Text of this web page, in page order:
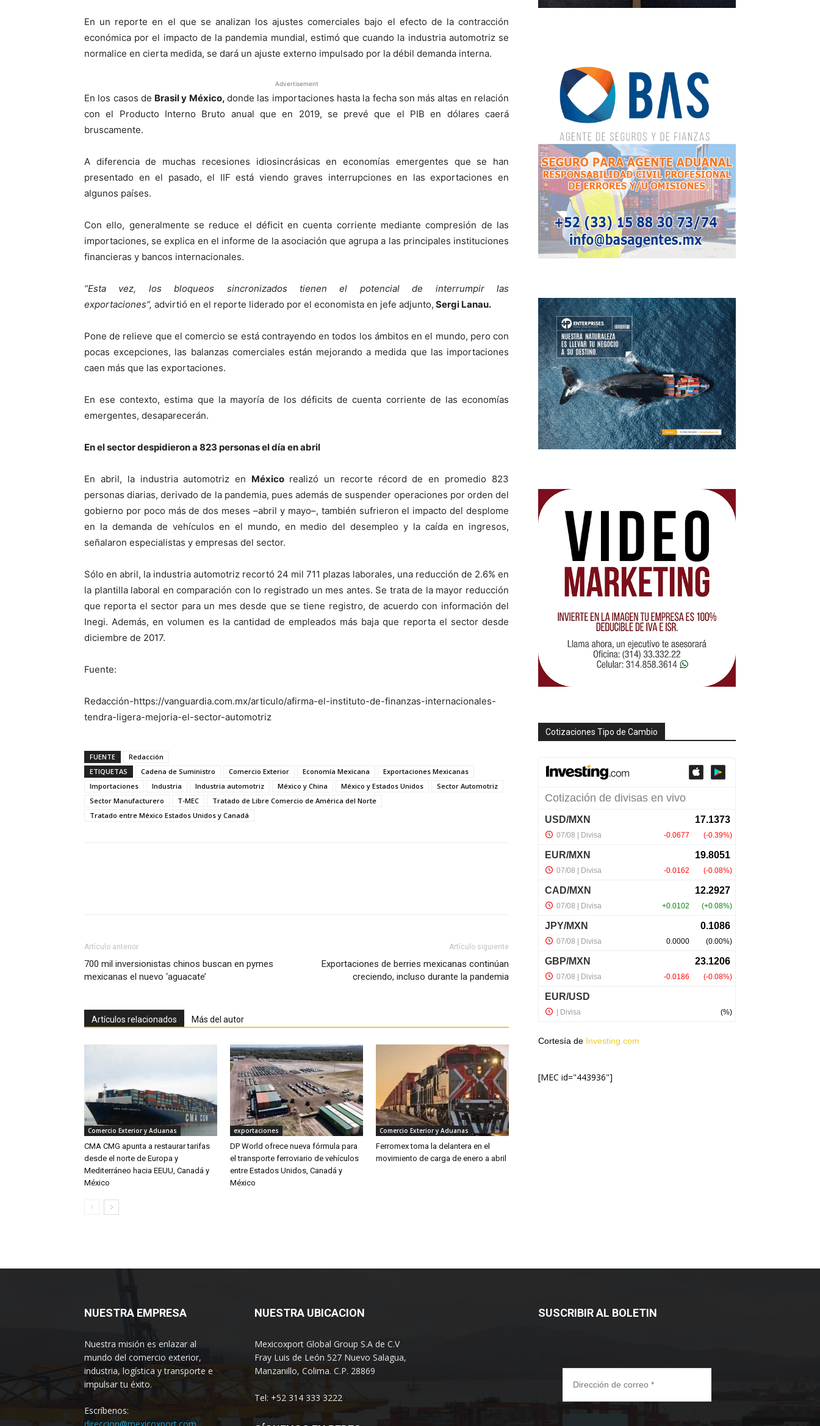
En un reporte en el que se analizan los ajustes comerciales bajo el efecto de la contracción
económica por el impacto de la pandemia mundial, estimó que cuando la industria automotriz se
normalice en cierta medida, se dará un ajuste externo impulsado por la débil demanda interna.
Advertisement
En los casos de Brasil y México,donde las importaciones hasta la fecha son más altas en relación
con el Producto Interno Bruto anual que en 2019, se prevé que el PIB en dólares caerá
bruscamente.
A diferencia de muchas recesiones idiosincrásicas en economías emergentes que se han
presentado en el pasado, el IIF está viendo graves interrupciones en las exportaciones en
algunos países.
Con ello, generalmente se reduce el déficit en cuenta corriente mediante compresión de las
importaciones, se explica en el informe de la asociación que agrupa a las principales instituciones
financieras y bancos internacionales.
“Esta vez, los bloqueos sincronizados tienen el potencial de interrumpir las
exportaciones”, advirtió en el reporte liderado por el economista en jefe adjunto, Sergi Lanau.
Pone de relieve que el comercio se está contrayendo en todos los ámbitos en el mundo, pero con
pocas excepciones, las balanzas comerciales están mejorando a medida que las importaciones
caen más que las exportaciones.
En ese contexto, estima que la mayoría de los déficits de cuenta corriente de las economías
emergentes, desaparecerán.
En el sector despidieron a 823 personas el día en abril
En abril, la industria automotriz en México realizó un recorte récord de en promedio 823
personas diarias, derivado de la pandemia, pues además de suspender operaciones por orden del
gobierno por poco más de dos meses –abril y mayo–, también sufrieron el impacto del desplome
en la demanda de vehículos en el mundo, en medio del desempleo y la caída en ingresos,
señalaron especialistas y empresas del sector.
Sólo en abril, la industria automotriz recortó 24 mil 711 plazas laborales, una reducción de 2.6% en
la plantilla laboral en comparación con lo registrado un mes antes. Se trata de la mayor reducción
que reporta el sector para un mes desde que se tiene registro, de acuerdo con información del
Inegi. Además, en volumen es la cantidad de empleados más baja que reporta el sector desde
diciembre de 2017.
Fuente:
Redacción-https://vanguardia.com.mx/articulo/afirma-el-instituto-de-finanzas-internacionales-
tendra-ligera-mejoria-el-sector-automotriz
FUENTE
Redacción
ETIQUETAS
Cadena de Suministro Comercio Exterior Economía Mexicana
Exportaciones Mexicanas
Importaciones
Industria Industria automotriz México y China México y Estados Unidos
Sector Automotriz
Sector Manufacturero
T-MEC
Tratado de Libre Comercio de América del Norte
Tratado entre México Estados Unidos y Canadá
Artículo anterior
700 mil inversionistas chinos buscan en pymes
mexicanas el nuevo ‘aguacate’
Artículo siguiente
Exportaciones de berries mexicanas continúan
creciendo, incluso durante la pandemia
Artículos relacionados Más del autor
Comercio Exterior y Aduanas
CMA CMG apunta a restaurar tarifas
desde el norte de Europa y
Mediterráneo hacia EEUU, Canadá y
México
exportaciones
DP World ofrece nueva fórmula para
el transporte ferroviario de vehículos
entre Estados Unidos, Canadá y
México
Comercio Exterior y Aduanas
Ferromex toma la delantera en el
movimiento de carga de enero a abril
Cotizaciones Tipo de Cambio
Cortesía de Investing.com
[MEC id="443936"]
NUESTRA EMPRESA
Nuestra misión es enlazar al
mundo del comercio exterior,
industria, logística y transporte e
impulsar tu éxito.
Escríbenos:
direccion@mexicoxport.com
NUESTRA UBICACION
Mexicoxport Global Group S.A de C.V
Fray Luis de León 527 Nuevo Salagua,
Manzanillo, Colima. C.P. 28869
Tel: +52 314 333 3222
SUSCRIBIR AL BOLETIN